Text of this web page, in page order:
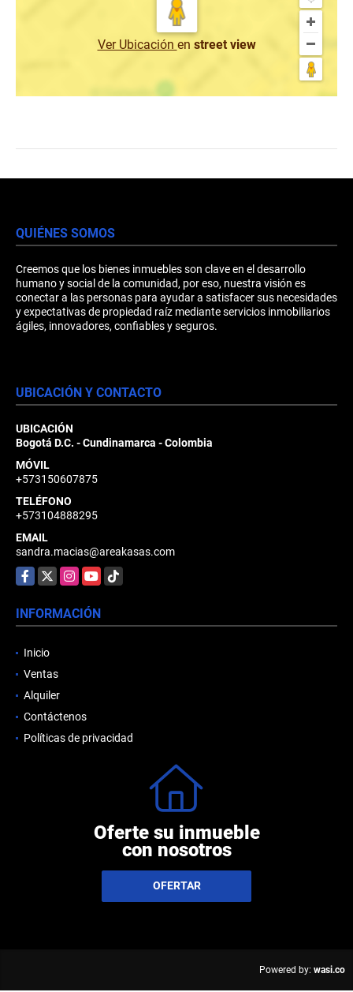
Ver Ubicación en street view
QUIÉNES SOMOS
Creemos que los bienes inmuebles son clave en el desarrollo
humano y social de la comunidad, por eso, nuestra visión es
conectar a las personas para ayudar a satisfacer sus necesidades
y expectativas de propiedad raíz mediante servicios inmobiliarios
ágiles, innovadores, confiables y seguros.
UBICACIÓN Y CONTACTO
UBICACIÓN
Bogotá D.C. - Cundinamarca - Colombia
MÓVIL
+573150607875
TELÉFONO
+573104888295
EMAIL
sandra.macias@areakasas.com
Facebook
X Instagram
YouTubeTikTok
INFORMACIÓN
Inicio
Ventas
Alquiler
Contáctenos
Políticas de privacidad
Oferte su inmueble
con nosotros
OFERTAR
Powered by: wasi.co